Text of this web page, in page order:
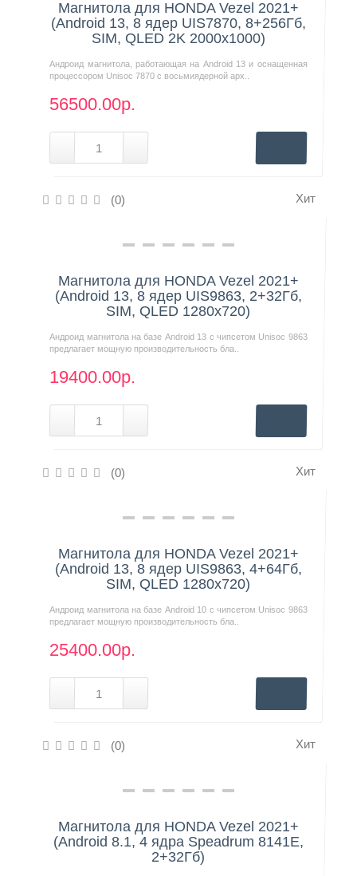
Магнитола для HONDA Vezel 2021+
(Android 13, 8 ядер UIS7870, 8+256Гб,
SIM, QLED 2K 2000x1000)
Андроид магнитола, работающая на Android 13 и оснащенная
процессором Unisoc 7870 с восьмиядерной арх..
56500.00р.
(0) Хит
Нашли дешевле?
Магнитола для HONDA Vezel 2021+
(Android 13, 8 ядер UIS9863, 2+32Гб,
SIM, QLED 1280x720)
Андроид магнитола на базе Android 13 с чипсетом Unisoc 9863
предлагает мощную производительность бла..
19400.00р.
(0) Хит
Нашли дешевле?
Магнитола для HONDA Vezel 2021+
(Android 13, 8 ядер UIS9863, 4+64Гб,
SIM, QLED 1280x720)
Андроид магнитола на базе Android 10 с чипсетом Unisoc 9863
предлагает мощную производительность бла..
25400.00р.
(0) Хит
Нашли дешевле?
Магнитола для HONDA Vezel 2021+
(Android 8.1, 4 ядра Speadrum 8141E,
2+32Гб)